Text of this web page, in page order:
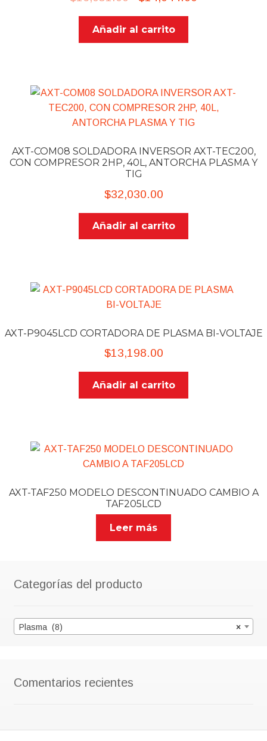
price
was:
Añadir al carrito
AXT-COM08 SOLDADORA INVERSOR AXT-TEC200,
CON COMPRESOR 2HP, 40L, ANTORCHA PLASMA Y
TIG
$32,030.00
Añadir al carrito
AXT-P9045LCD CORTADORA DE PLASMA BI-VOLTAJE​
$13,198.00
Añadir al carrito
AXT-TAF250 MODELO DESCONTINUADO CAMBIO A
TAF205LCD
Leer más
Categorías del producto
×
Plasma (8)
Comentarios recientes